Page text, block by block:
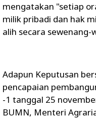
mengatakan "setiap
milik pribadi dan hak
alih secara sewenang-
Adapun Keputusan
pencapaian
-1 tanggal 25
BUMN, Menteri